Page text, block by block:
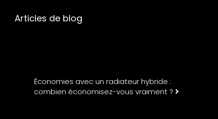
Articles de blog
Économies avec un radiateur hybride :
combien économisez-vous vraiment ?